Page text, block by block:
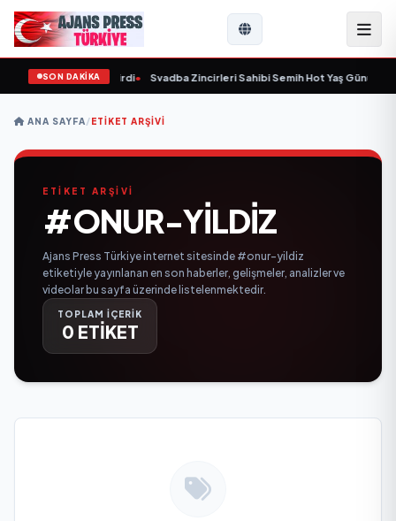
SON DAKİKA
yaşında yaşamını yitirdi• Svadba Zincirleri Sahibi Semih Hot Yaş Gününü
ANA SAYFA/ETIKET ARŞIVI
ETİKET ARŞİVİ
#ONUR-YILDIZ
Ajans Press Türkiye internet sitesinde #onur-yildiz
etiketiyle yayınlanan en son haberler, gelişmeler, analizler ve
videolar bu sayfa üzerinde listelenmektedir.
TOPLAM İÇERİK
0 ETİKET